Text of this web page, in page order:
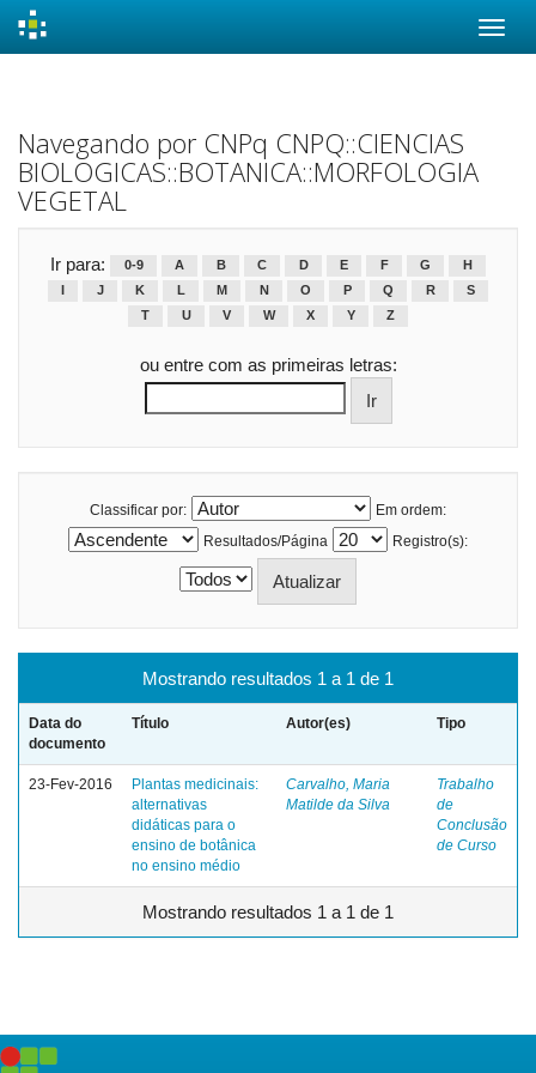
Navegando por CNPq CNPQ::CIENCIAS
BIOLOGICAS::BOTANICA::MORFOLOGIA
VEGETAL
Ir para: 0-9 A B C D E F G
H
J K L M N O P Q R
S
T
U V W X Y Z
ou entre com as primeiras letras:
Classificar por:
Em ordem:
Resultados/Página
Registro(s):
Mostrando resultados 1 a 1 de 1
Data do
documento
Título Autor(es) Tipo
23-Fev-2016
Plantas medicinais:
alternativas
didáticas para o
ensino de botânica
no ensino médio
Carvalho, Maria
Matilde da Silva
Trabalho
de
Conclusão
de Curso
Mostrando resultados 1 a 1 de 1